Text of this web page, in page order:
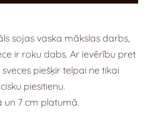
sojas vaska mākslas darbs,
ir roku dabs. Ar ievērību pret
piešķir telpai ne tikai
piesitienu.
un 7 cm platumā.